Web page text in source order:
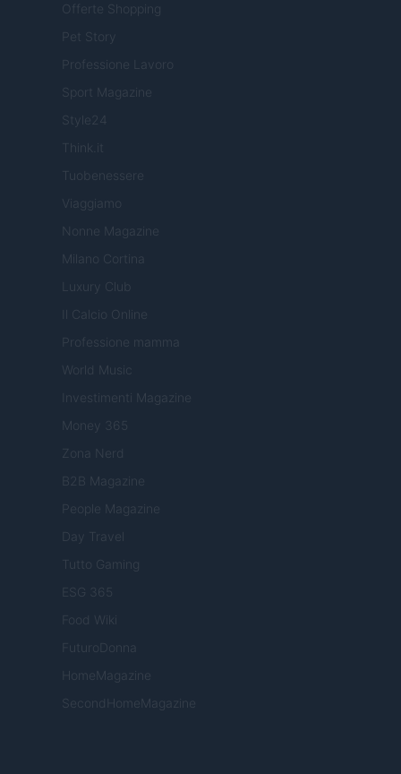
Offerte Shopping
Pet Story
Professione Lavoro
Sport Magazine
Style24
Think.it
Tuobenessere
Viaggiamo
Nonne Magazine
Milano Cortina
Luxury Club
Il Calcio Online
Professione mamma
World Music
Investimenti Magazine
Money 365
Zona Nerd
B2B Magazine
People Magazine
Day Travel
Tutto Gaming
ESG 365
Food Wiki
FuturoDonna
HomeMagazine
SecondHomeMagazine